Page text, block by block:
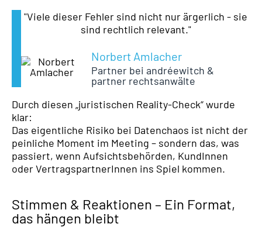
"Viele dieser Fehler sind nicht nur ärgerlich - sie
sind rechtlich relevant."
Norbert Amlacher
Partner bei andréewitch &
partner rechtsanwälte
Durch diesen „juristischen Reality-Check“ wurde
klar:
Das eigentliche Risiko bei Datenchaos ist nicht der
peinliche Moment im Meeting – sondern das, was
passiert, wenn Aufsichtsbehörden, KundInnen
oder VertragspartnerInnen ins Spiel kommen.
Stimmen & Reaktionen – Ein Format,
das hängen bleibt